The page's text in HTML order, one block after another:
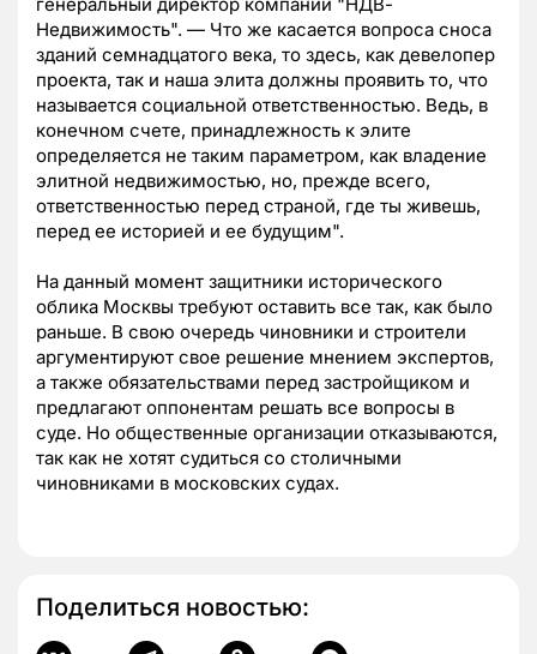
генеральный директор компании "НДВ-
Недвижимость". — Что же касается вопроса сноса
зданий семнадцатого века, то здесь, как девелопер
проекта, так и наша элита должны проявить то, что
называется социальной ответственностью. Ведь, в
конечном счете, принадлежность к элите
определяется не таким параметром, как владение
элитной недвижимостью, но, прежде всего,
ответственностью перед страной, где ты живешь,
перед ее историей и ее будущим".
На данный момент защитники исторического
облика Москвы требуют оставить все так, как было
раньше. В свою очередь чиновники и строители
аргументируют свое решение мнением экспертов,
а также обязательствами перед застройщиком и
предлагают оппонентам решать все вопросы в
суде. Но общественные организации отказываются,
так как не хотят судиться со столичными
чиновниками в московских судах.
Поделиться новостью: